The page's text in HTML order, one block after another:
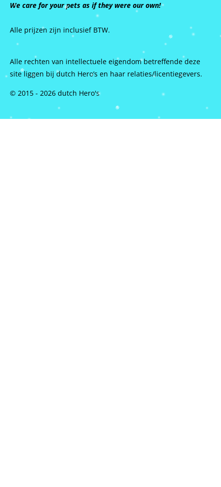
We care for your pets as if they were our own!
Alle prijzen zijn inclusief BTW.
Alle rechten van intellectuele eigendom betreffende deze
site liggen bij dutch Hero’s en haar relaties/licentiegevers.
© 2015 - 2026 dutch Hero's